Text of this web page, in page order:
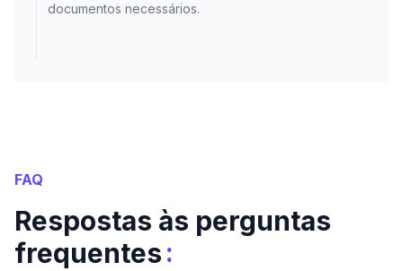
documentos necessários.
FAQ
Respostas às perguntas
frequentes: